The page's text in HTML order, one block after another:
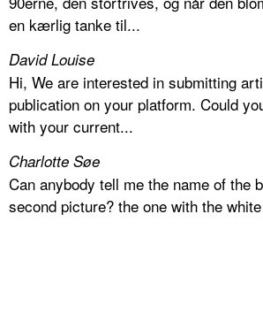
en kærlig tanke til...
David Louise
Hi, We are interested in submitting
publication on your platform. Could
with your current...
Charlotte Søe
Can anybody tell me the name of the
second picture? the one with the